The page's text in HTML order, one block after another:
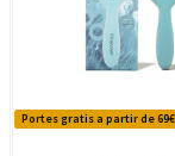
Portes gratis a partir de 69€